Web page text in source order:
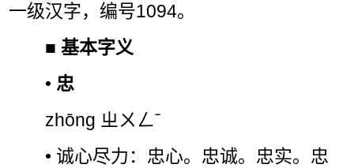
一级汉字，编号1094。
■基本字义
• 忠
zhōng ㄓㄨㄥˉ
• 诚心尽力：忠心。忠诚。忠实。忠